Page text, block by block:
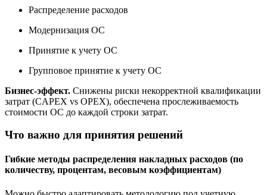
Распределение расходов
Модернизация ОС
Принятие к учету ОС
Групповое принятие к учету ОС
Бизнес‑эффект. Снижены риски некорректной квалификации
затрат (CAPEX vs OPEX), обеспечена прослеживаемость
стоимости ОС до каждой строки затрат.
Что важно для принятия решений
Гибкие методы распределения накладных расходов (по
количеству, процентам, весовым коэффициентам)